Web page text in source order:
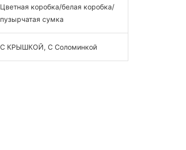
Цветная коробка/белая коробка/
пузырчатая сумка
С КРЫШКОЙ, С Соломинкой